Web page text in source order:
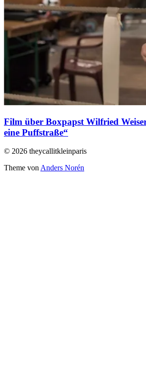
Film über Boxpapst Wilfried
eine Puffstraße“
© 2026 theycallitkleinparis
Theme vonAnders Norén